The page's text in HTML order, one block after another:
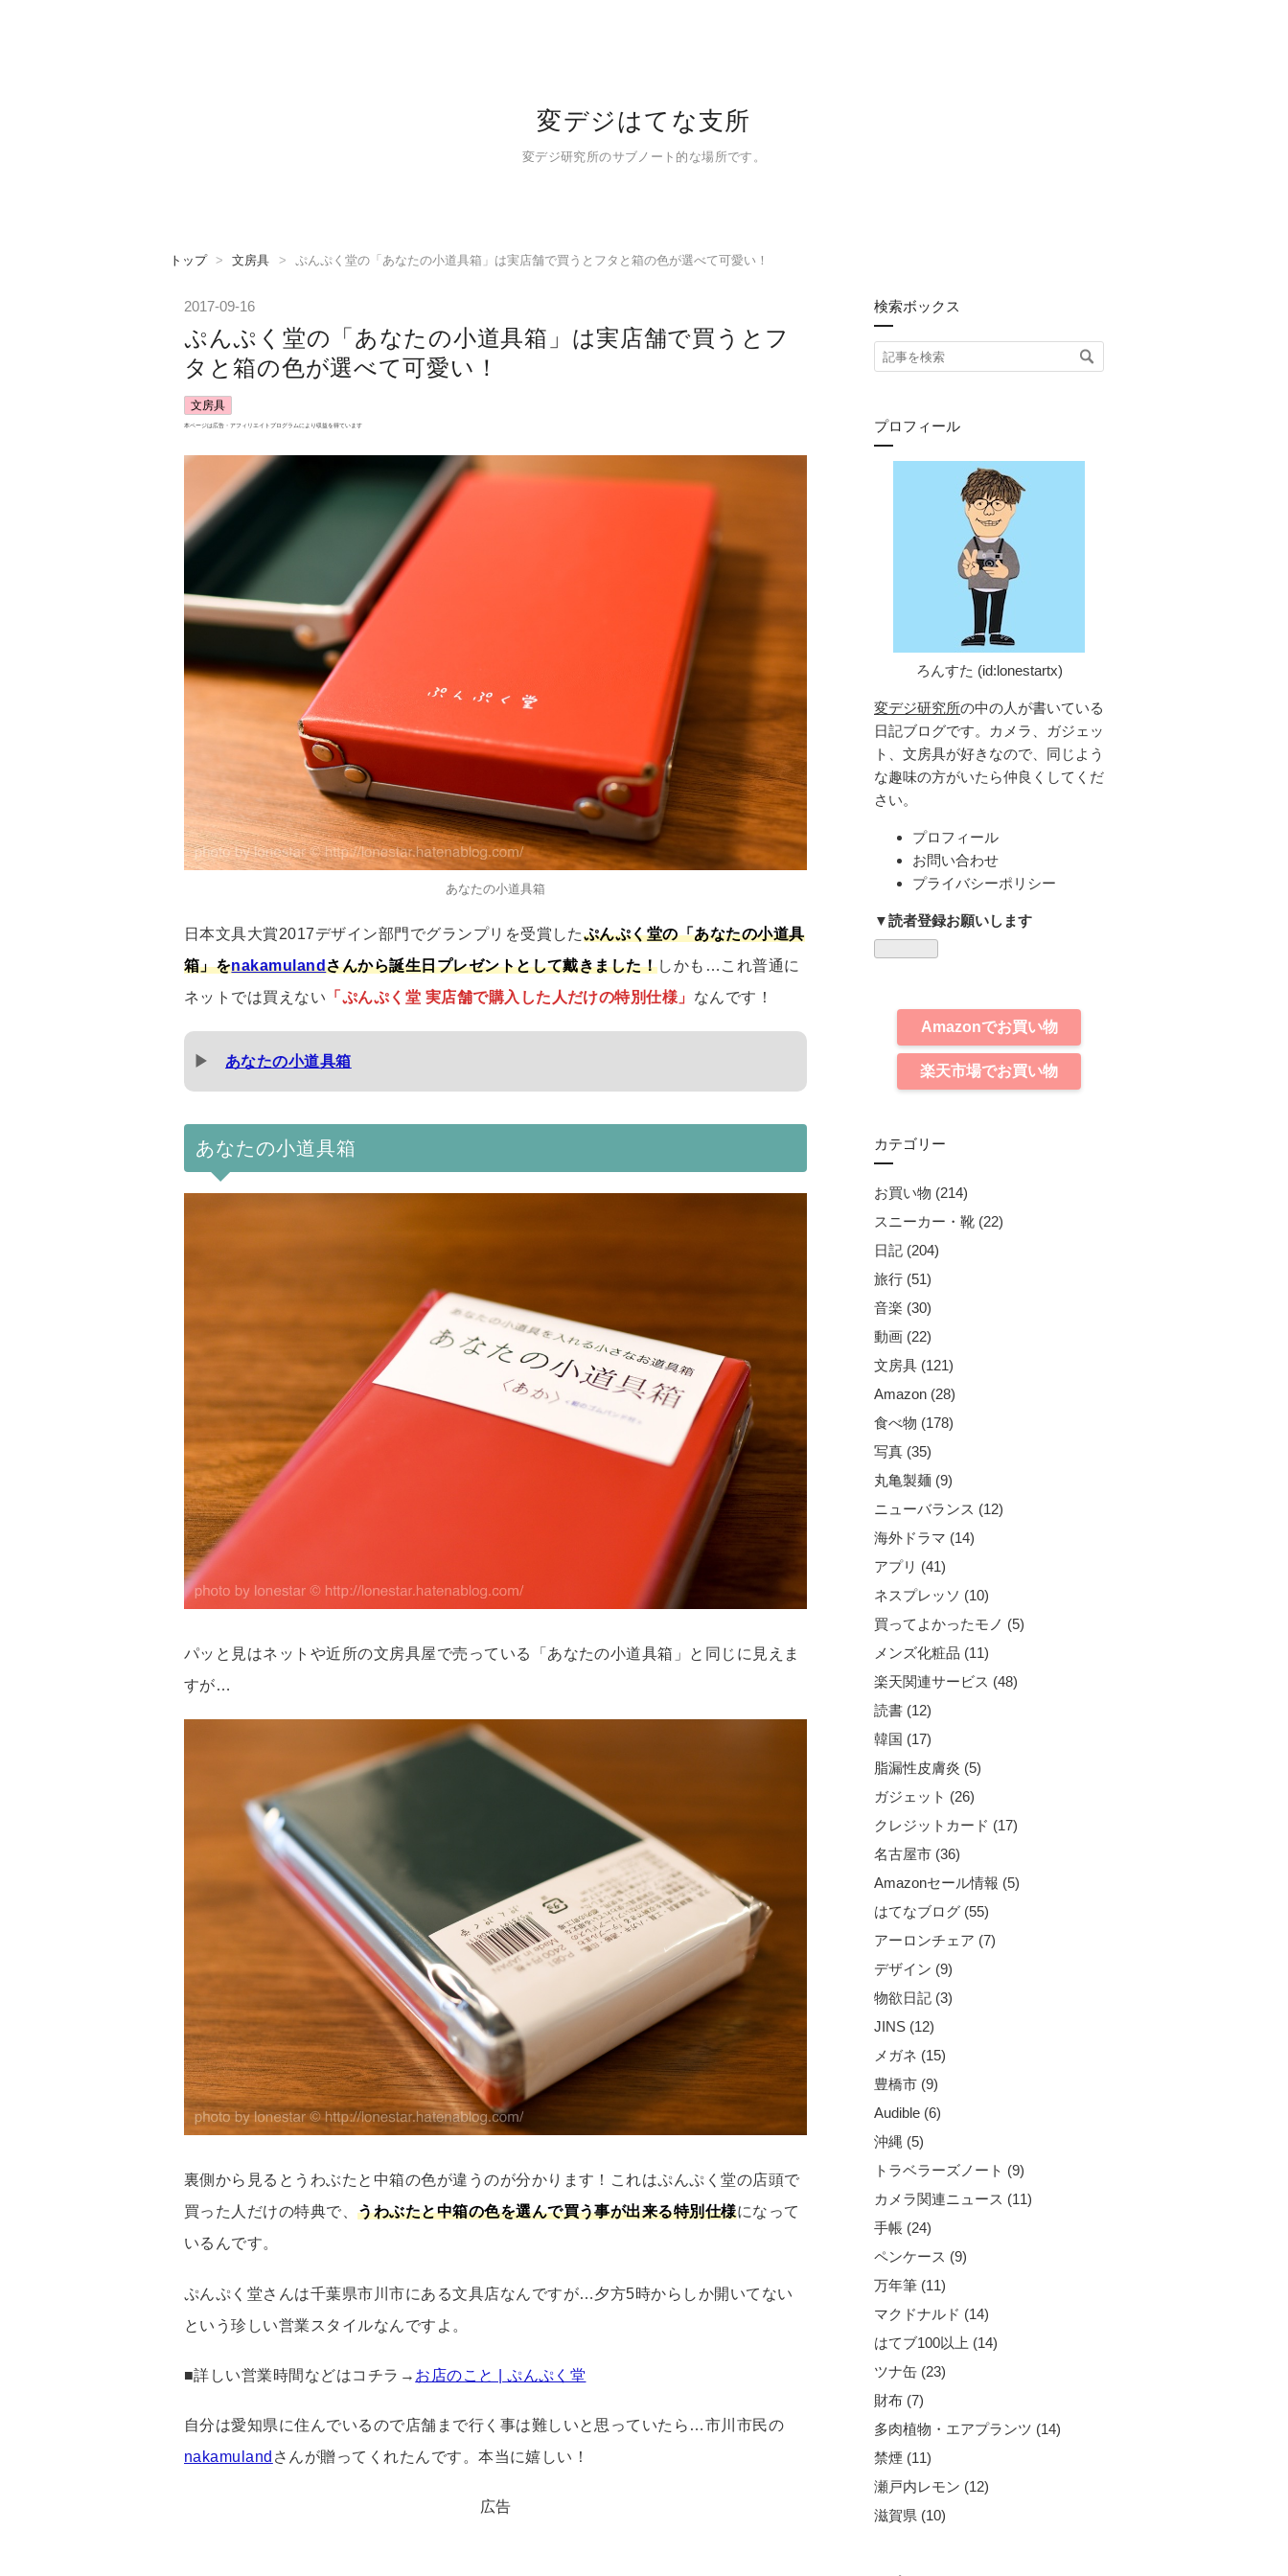
変デジはてな支所
変デジ研究所のサブノート的な場所です。
トップ > 文房具 > ぷんぷく堂の「あなたの小道具箱」は実店舗で買うとフタと箱の色が選べて可愛い！
2017-09-16
ぷんぷく堂の「あなたの小道具箱」は実店舗で買うとフ
タと箱の色が選べて可愛い！
文房具
本ページは広告・アフィリエイトプログラムにより収益を得ています
あなたの小道具箱
日本文具大賞2017デザイン部門でグランプリを受賞したぷんぷく堂の「あなたの小道具
箱」をnakamulandさんから誕生日プレゼントとして戴きました！しかも…これ普通に
ネットでは買えない 「ぷんぷく堂 実店舗で購入した人だけの特別仕様」 なんです！
▶ あなたの小道具箱
あなたの小道具箱
パッと見はネットや近所の文房具屋で売っている「あなたの小道具箱」と同じに見えま
すが…
裏側から見るとうわぶたと中箱の色が違うのが分かります！これはぷんぷく堂の店頭で
買った人だけの特典で、うわぶたと中箱の色を選んで買う事が出来る特別仕様になって
いるんです。
ぷんぷく堂さんは千葉県市川市にある文具店なんですが…夕方5時からしか開いてない
という珍しい営業スタイルなんですよ。
■詳しい営業時間などはコチラ→ お店のこと | ぷんぷく堂
自分は愛知県に住んでいるので店舗まで行く事は難しいと思っていたら…市川市民の
nakamuland さんが贈ってくれたんです。本当に嬉しい！
広告
検索ボックス
プロフィール
ろんすた (id:lonestartx)
変デジ研究所の中の人が書いている
日記ブログです。カメラ、ガジェッ
ト、文房具が好きなので、同じよう
な趣味の方がいたら仲良くしてくだ
さい。
プロフィール
お問い合わせ
プライバシーポリシー
▼読者登録お願いします
Amazonでお買い物
楽天市場でお買い物
カテゴリー
お買い物 (214)
スニーカー・靴 (22)
日記 (204)
旅行 (51)
音楽 (30)
動画 (22)
文房具 (121)
Amazon (28)
食べ物 (178)
写真 (35)
丸亀製麺 (9)
ニューバランス (12)
海外ドラマ (14)
アプリ (41)
ネスプレッソ (10)
買ってよかったモノ (5)
メンズ化粧品 (11)
楽天関連サービス (48)
読書 (12)
韓国 (17)
脂漏性皮膚炎 (5)
ガジェット (26)
クレジットカード (17)
名古屋市 (36)
Amazonセール情報 (5)
はてなブログ (55)
アーロンチェア (7)
デザイン (9)
物欲日記 (3)
JINS (12)
メガネ (15)
豊橋市 (9)
Audible (6)
沖縄 (5)
トラベラーズノート (9)
カメラ関連ニュース (11)
手帳 (24)
ペンケース (9)
万年筆 (11)
マクドナルド (14)
はてブ100以上 (14)
ツナ缶 (23)
財布 (7)
多肉植物・エアプランツ (14)
禁煙 (11)
瀬戸内レモン (12)
滋賀県 (10)